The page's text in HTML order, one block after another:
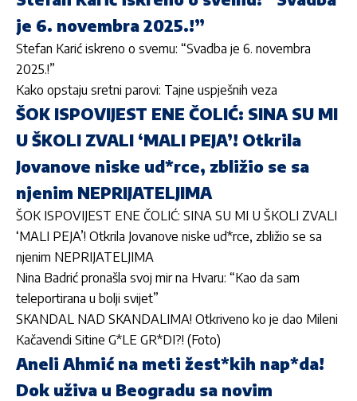
je 6. novembra 2025.!”
Stefan Karić iskreno o svemu: “Svadba je 6. novembra
2025.!”
Kako opstaju sretni parovi: Tajne uspješnih veza
ŠOK ISPOVIJEST ENE ČOLIĆ: SINA SU MI
U ŠKOLI ZVALI ‘MALI PEJA’! Otkrila
Jovanove niske ud*rce, zbližio se sa
njenim NEPRIJATELJIMA
ŠOK ISPOVIJEST ENE ČOLIĆ: SINA SU MI U ŠKOLI ZVALI
‘MALI PEJA’! Otkrila Jovanove niske ud*rce, zbližio se sa
njenim NEPRIJATELJIMA
Nina Badrić pronašla svoj mir na Hvaru: “Kao da sam
teleportirana u bolji svijet”
SKANDAL NAD SKANDALIMA! Otkriveno ko je dao Mileni
Kačavendi Sitine G*LE GR*DI?! (Foto)
Aneli Ahmić na meti žest*kih nap*da!
Dok uživa u Beogradu sa novim